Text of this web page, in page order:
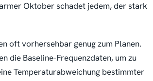
Oktober schadet jedem, der stark
oft vorhersehbar genug zum Planen.
die Baseline-Frequenzdaten, um zu
Temperaturabweichung bestimmter